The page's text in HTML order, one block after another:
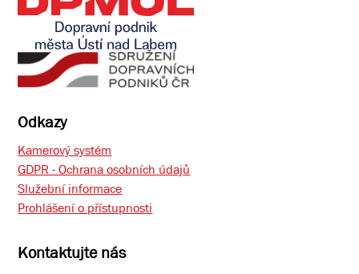
Odkazy
Kamerový systém
GDPR - Ochrana osobních údajů
Služební informace
Prohlášení o přístupnosti
Kontaktujte nás